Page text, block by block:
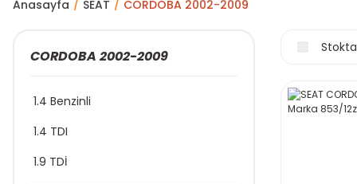
Anasayfa SEAT CORDOBA 2002-2009
CORDOBA 2002-2009
1.4 Benzinli
1.4 TDI
1.9 TDİ